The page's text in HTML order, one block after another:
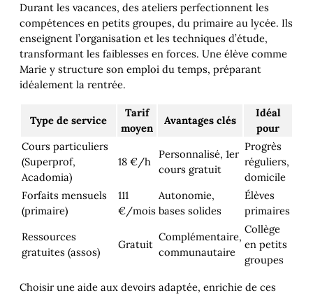
Durant les vacances, des ateliers perfectionnent les
compétences en petits groupes, du primaire au lycée. Ils
enseignent l’organisation et les techniques d’étude,
transformant les faiblesses en forces. Une élève comme
Marie y structure son emploi du temps, préparant
idéalement la rentrée.
Type de service
Tarif
moyen
Avantages clés
Idéal
pour
Cours particuliers
(Superprof,
Acadomia)
18 €/h
Personnalisé, 1er
cours gratuit
Progrès
réguliers,
domicile
Forfaits mensuels
(primaire)
111
€/mois
Autonomie,
bases solides
Élèves
primaires
Ressources
gratuites (assos)
Gratuit
Complémentaire,
communautaire
Collège
en petits
groupes
Choisir une aide aux devoirs adaptée, enrichie de ces